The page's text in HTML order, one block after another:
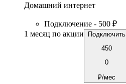
Домашний интернет
Подключение - 500 ₽
1 месяц по акции
Подключить
450
0
₽/мес